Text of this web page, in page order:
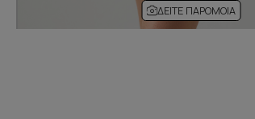
ΔΕΊΤΕ ΠΑΡΌΜΟΙΑ